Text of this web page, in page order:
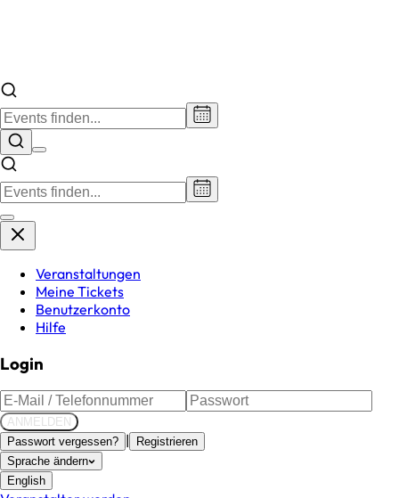
Veranstaltungen
Meine Tickets
Benutzerkonto
Hilfe
Login
ANMELDEN
Passwort vergessen? |
Registrieren
Sprache ändern
English